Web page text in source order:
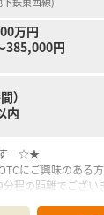
万円
385,000円
）
内
す ☆★
にご興味のある
程の距離でございま